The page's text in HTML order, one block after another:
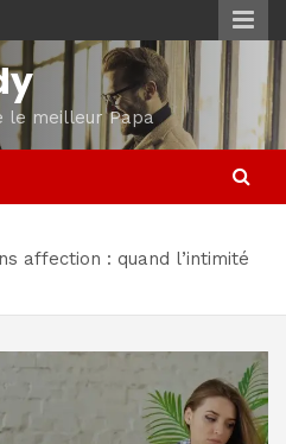
le meilleur Papa
affection : quand l’intimité